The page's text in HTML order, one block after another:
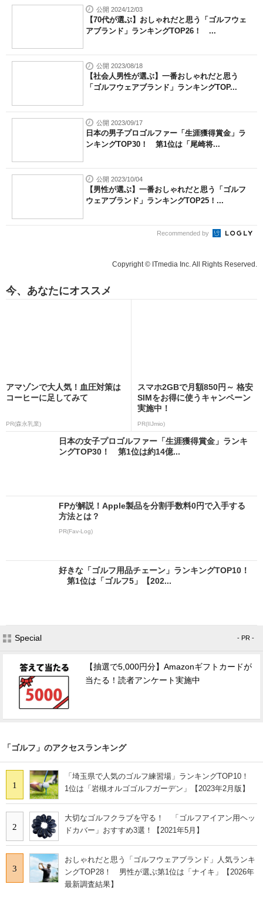
公開 2024/12/03
【70代が選ぶ】おしゃれだと思う「ゴルフウェ
アブランド」ランキングTOP26！ ...
公開 2023/08/18
【社会人男性が選ぶ】一番おしゃれだと思う
「ゴルフウェアブランド」ランキングTOP...
公開 2023/09/17
日本の男子プロゴルファー「生涯獲得賞金」ラ
ンキングTOP30！ 第1位は「尾崎将...
公開 2023/10/04
【男性が選ぶ】一番おしゃれだと思う「ゴルフ
ウェアブランド」ランキングTOP25！...
Recommended by
Copyright © ITmedia Inc. All Rights Reserved.
今、あなたにオススメ
アマゾンで大人気！血圧対策は
コーヒーに足してみて
PR(森永乳業)
スマホ2GBで月額850円～ 格安
SIMをお得に使うキャンペーン
実施中！
PR(IIJmio)
日本の女子プロゴルファー「生涯獲得賞金」ランキ
ングTOP30！ 第1位は約14億...
FPが解説！Apple製品を分割手数料0円で入手する
方法とは？
PR(Fav-Log)
好きな「ゴルフ用品チェーン」ランキングTOP10！
第1位は「ゴルフ5」【202...
Special - PR -
【抽選で5,000円分】Amazonギフトカードが
当たる！読者アンケート実施中
「ゴルフ」のアクセスランキング
1
「埼玉県で人気のゴルフ練習場」ランキングTOP10！
1位は「岩槻オルゴゴルフガーデン」【2023年2月版】
2
大切なゴルフクラブを守る！ 「ゴルフアイアン用ヘッ
ドカバー」おすすめ3選！【2021年5月】
3
おしゃれだと思う「ゴルフウェアブランド」人気ランキ
ングTOP28！ 男性が選ぶ第1位は「ナイキ」【2026年
最新調査結果】